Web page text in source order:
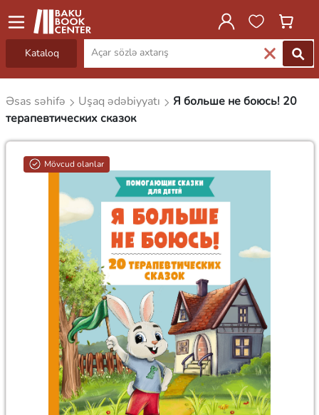
Kataloq
Əsas səhifə Uşaq ədəbiyyatı
Я больше не боюсь! 20
терапевтических сказок
Mövcud olanlar